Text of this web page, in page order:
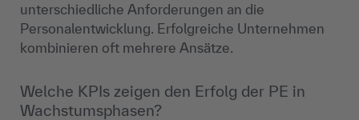
unterschiedliche Anforderungen an die
Personalentwicklung. Erfolgreiche Unternehmen
kombinieren oft mehrere Ansätze.
Welche KPIs zeigen den Erfolg der PE in
Wachstumsphasen?